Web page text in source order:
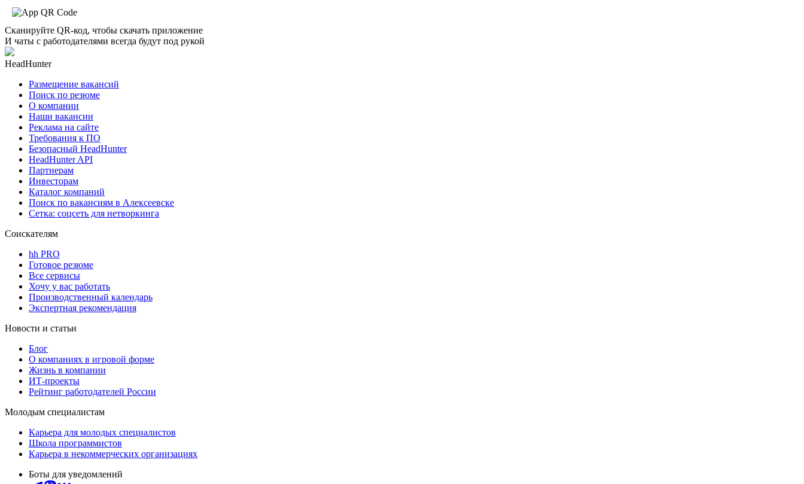
Сканируйте QR-код, чтобы скачать приложение
И чаты с работодателями всегда будут под рукой
HeadHunter
Размещение вакансий
Поиск по резюме
О компании
Наши вакансии
Реклама на сайте
Требования к ПО
Безопасный HeadHunter
HeadHunter API
Партнерам
Инвесторам
Каталог компаний
Поиск по вакансиям в Алексеевске
Сетка: соцсеть для нетворкинга
Соискателям
hh PRO
Готовое резюме
Все сервисы
Хочу у вас работать
Производственный календарь
Экспертная рекомендация
Новости и статьи
Блог
О компаниях в игровой форме
Жизнь в компании
ИТ-проекты
Рейтинг работодателей России
Молодым специалистам
Карьера для молодых специалистов
Школа программистов
Карьера в некоммерческих организациях
Боты для уведомлений